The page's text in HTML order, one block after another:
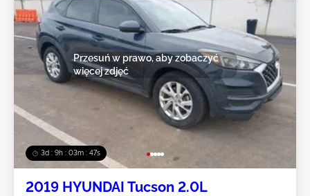
3d : 9h : 03m : 44s
Przesuń w prawo, aby zobaczyć
więcej zdjęć
2019 HYUNDAI Tucson 2.0L